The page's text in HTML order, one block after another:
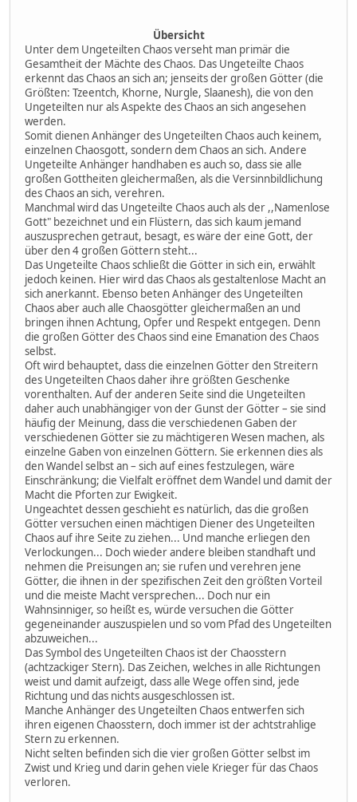
Übersicht
Unter dem Ungeteilten Chaos verseht man primär die
Gesamtheit der Mächte des Chaos. Das Ungeteilte Chaos
erkennt das Chaos an sich an; jenseits der großen Götter (die
Größten: Tzeentch, Khorne, Nurgle, Slaanesh), die von den
Ungeteilten nur als Aspekte des Chaos an sich angesehen
werden.
Somit dienen Anhänger des Ungeteilten Chaos auch keinem,
einzelnen Chaosgott, sondern dem Chaos an sich. Andere
Ungeteilte Anhänger handhaben es auch so, dass sie alle
großen Gottheiten gleichermaßen, als die Versinnbildlichung
des Chaos an sich, verehren.
Manchmal wird das Ungeteilte Chaos auch als der ,,Namenlose
Gott" bezeichnet und ein Flüstern, das sich kaum jemand
auszusprechen getraut, besagt, es wäre der eine Gott, der
über den 4 großen Göttern steht...
Das Ungeteilte Chaos schließt die Götter in sich ein, erwählt
jedoch keinen. Hier wird das Chaos als gestaltenlose Macht an
sich anerkannt. Ebenso beten Anhänger des Ungeteilten
Chaos aber auch alle Chaosgötter gleichermaßen an und
bringen ihnen Achtung, Opfer und Respekt entgegen. Denn
die großen Götter des Chaos sind eine Emanation des Chaos
selbst.
Oft wird behauptet, dass die einzelnen Götter den Streitern
des Ungeteilten Chaos daher ihre größten Geschenke
vorenthalten. Auf der anderen Seite sind die Ungeteilten
daher auch unabhängiger von der Gunst der Götter – sie sind
häufig der Meinung, dass die verschiedenen Gaben der
verschiedenen Götter sie zu mächtigeren Wesen machen, als
einzelne Gaben von einzelnen Göttern. Sie erkennen dies als
den Wandel selbst an – sich auf eines festzulegen, wäre
Einschränkung; die Vielfalt eröffnet dem Wandel und damit der
Macht die Pforten zur Ewigkeit.
Ungeachtet dessen geschieht es natürlich, das die großen
Götter versuchen einen mächtigen Diener des Ungeteilten
Chaos auf ihre Seite zu ziehen... Und manche erliegen den
Verlockungen... Doch wieder andere bleiben standhaft und
nehmen die Preisungen an; sie rufen und verehren jene
Götter, die ihnen in der spezifischen Zeit den größten Vorteil
und die meiste Macht versprechen... Doch nur ein
Wahnsinniger, so heißt es, würde versuchen die Götter
gegeneinander auszuspielen und so vom Pfad des Ungeteilten
abzuweichen...
Das Symbol des Ungeteilten Chaos ist der Chaosstern
(achtzackiger Stern). Das Zeichen, welches in alle Richtungen
weist und damit aufzeigt, dass alle Wege offen sind, jede
Richtung und das nichts ausgeschlossen ist.
Manche Anhänger des Ungeteilten Chaos entwerfen sich
ihren eigenen Chaosstern, doch immer ist der achtstrahlige
Stern zu erkennen.
Nicht selten befinden sich die vier großen Götter selbst im
Zwist und Krieg und darin gehen viele Krieger für das Chaos
verloren.